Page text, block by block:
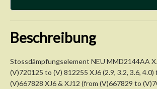
Beschreibung
Stossdämpfungselement NEU MMD2144AA
(V)720125 to (V) 812255 XJ6 (2.9, 3.2, 3.6,
(V)667828 XJ6 & XJ12 (from (V)667829 to